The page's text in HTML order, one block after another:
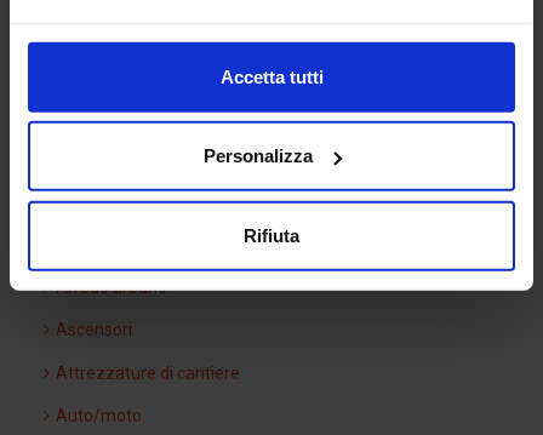
Accetta tutti
Personalizza
Rifiuta
Categorie Blocchi CAD
Arredi interni
Arredo urbano
Ascensori
Attrezzature di cantiere
Auto/moto